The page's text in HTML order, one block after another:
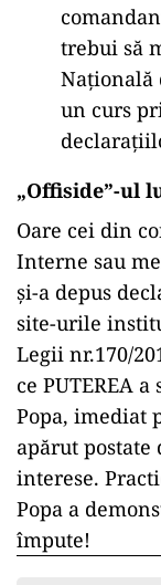
trebui să
Națională
un curs
„Offiside”-ul
Oare cei din
Interne sau
și-a depus
site-urile
Legii nr.170/
ce PUTEREA
Popa, imediat
apărut
interese.
Popa a
împute!